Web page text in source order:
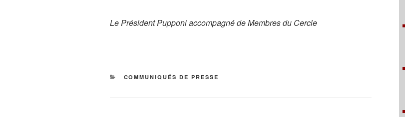
Le Président Pupponi accompagné de Membres du Cercle
CATÉGORIES
COMMUNIQUÉS DE PRESSE